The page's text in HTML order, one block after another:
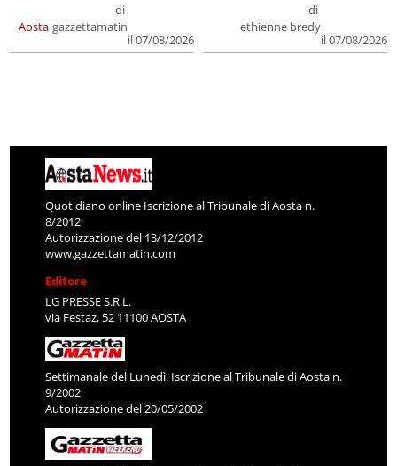
Aosta
di
gazzettamatin
il 07/08/2026
di
ethienne bredy
il 07/08/2026
Quotidiano online Iscrizione al Tribunale di Aosta n.
8/2012
Autorizzazione del 13/12/2012
www.gazzettamatin.com
Editore
LG PRESSE S.R.L.
via Festaz, 52 11100 AOSTA
Settimanale del Lunedì. Iscrizione al Tribunale di Aosta n.
9/2002
Autorizzazione del 20/05/2002